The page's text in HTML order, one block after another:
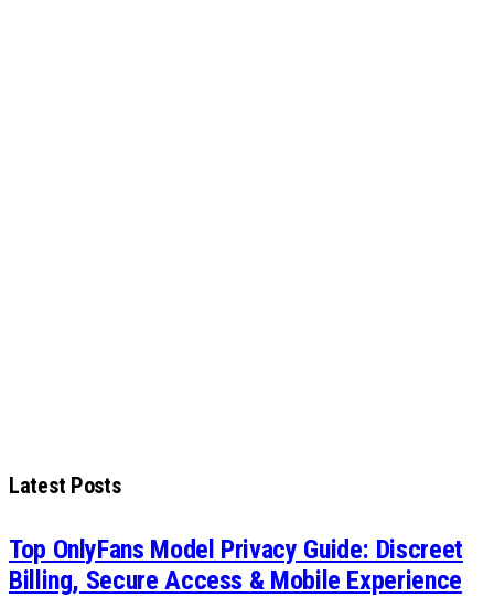
Latest Posts
Top OnlyFans Model Privacy Guide: Discreet
Billing, Secure Access & Mobile Experience